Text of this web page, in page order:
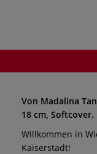
Von Madalina
18 cm, Softcover.
Willkommen in
Kaiserstadt!